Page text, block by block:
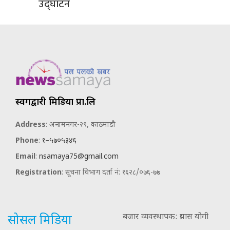
उद्घाटन
स्वर्गद्वारी मिडिया प्रा.लि
Address: अनामनगर-२९, काठमाडौ
Phone: १–५७०५३४६
Email: nsamaya75@gmail.com
Registration: सूचना विभाग दर्ता नं: १६२८/०७६-७७
सोसल मिडिया
बजार व्यवस्थापक: प्रयास योगी